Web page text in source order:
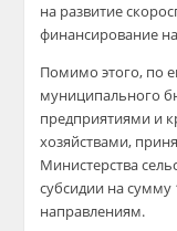
на развитие
финансирование
Помимо этого, по
муниципального
предприятиями и
хозяйствами,
Министерства
субсидии на
направлениям.